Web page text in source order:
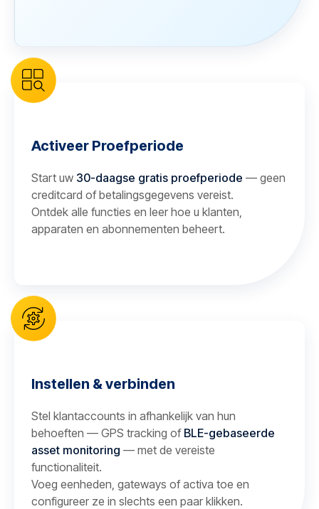
Activeer Proefperiode
Start uw 30-daagse gratis proefperiode — geen
creditcard of betalingsgegevens vereist.
Ontdek alle functies en leer hoe u klanten,
apparaten en abonnementen beheert.
Instellen & verbinden
Stel klantaccounts in afhankelijk van hun
behoeften — GPS tracking of BLE-gebaseerde
asset monitoring — met de vereiste
functionaliteit.
Voeg eenheden, gateways of activa toe en
configureer ze in slechts een paar klikken.